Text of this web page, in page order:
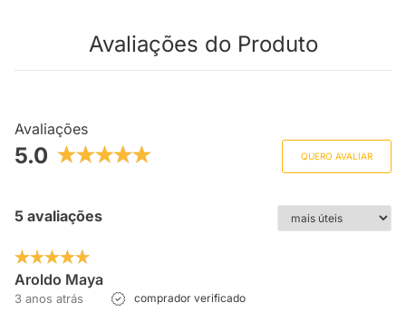
Avaliações do Produto
Avaliações
5.0 QUERO AVALIAR
5 avaliações
Aroldo Maya
3 anos atrás comprador verificado